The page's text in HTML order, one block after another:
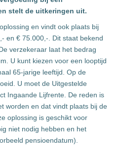
stelt de uitkeringen uit.
en vindt ook plaats bij
en € 75.000,-. Dit staat bekend
verzekeraar laat het bedrag
U kunt kiezen voor een looptijd
65-jarige leeftijd. Op de
U moet de Uitgestelde
Ingaande Lijfrente. De reden is
worden en dat vindt plaats bij de
oplossing is geschikt voor
niet nodig hebben en het
pensioendatum).